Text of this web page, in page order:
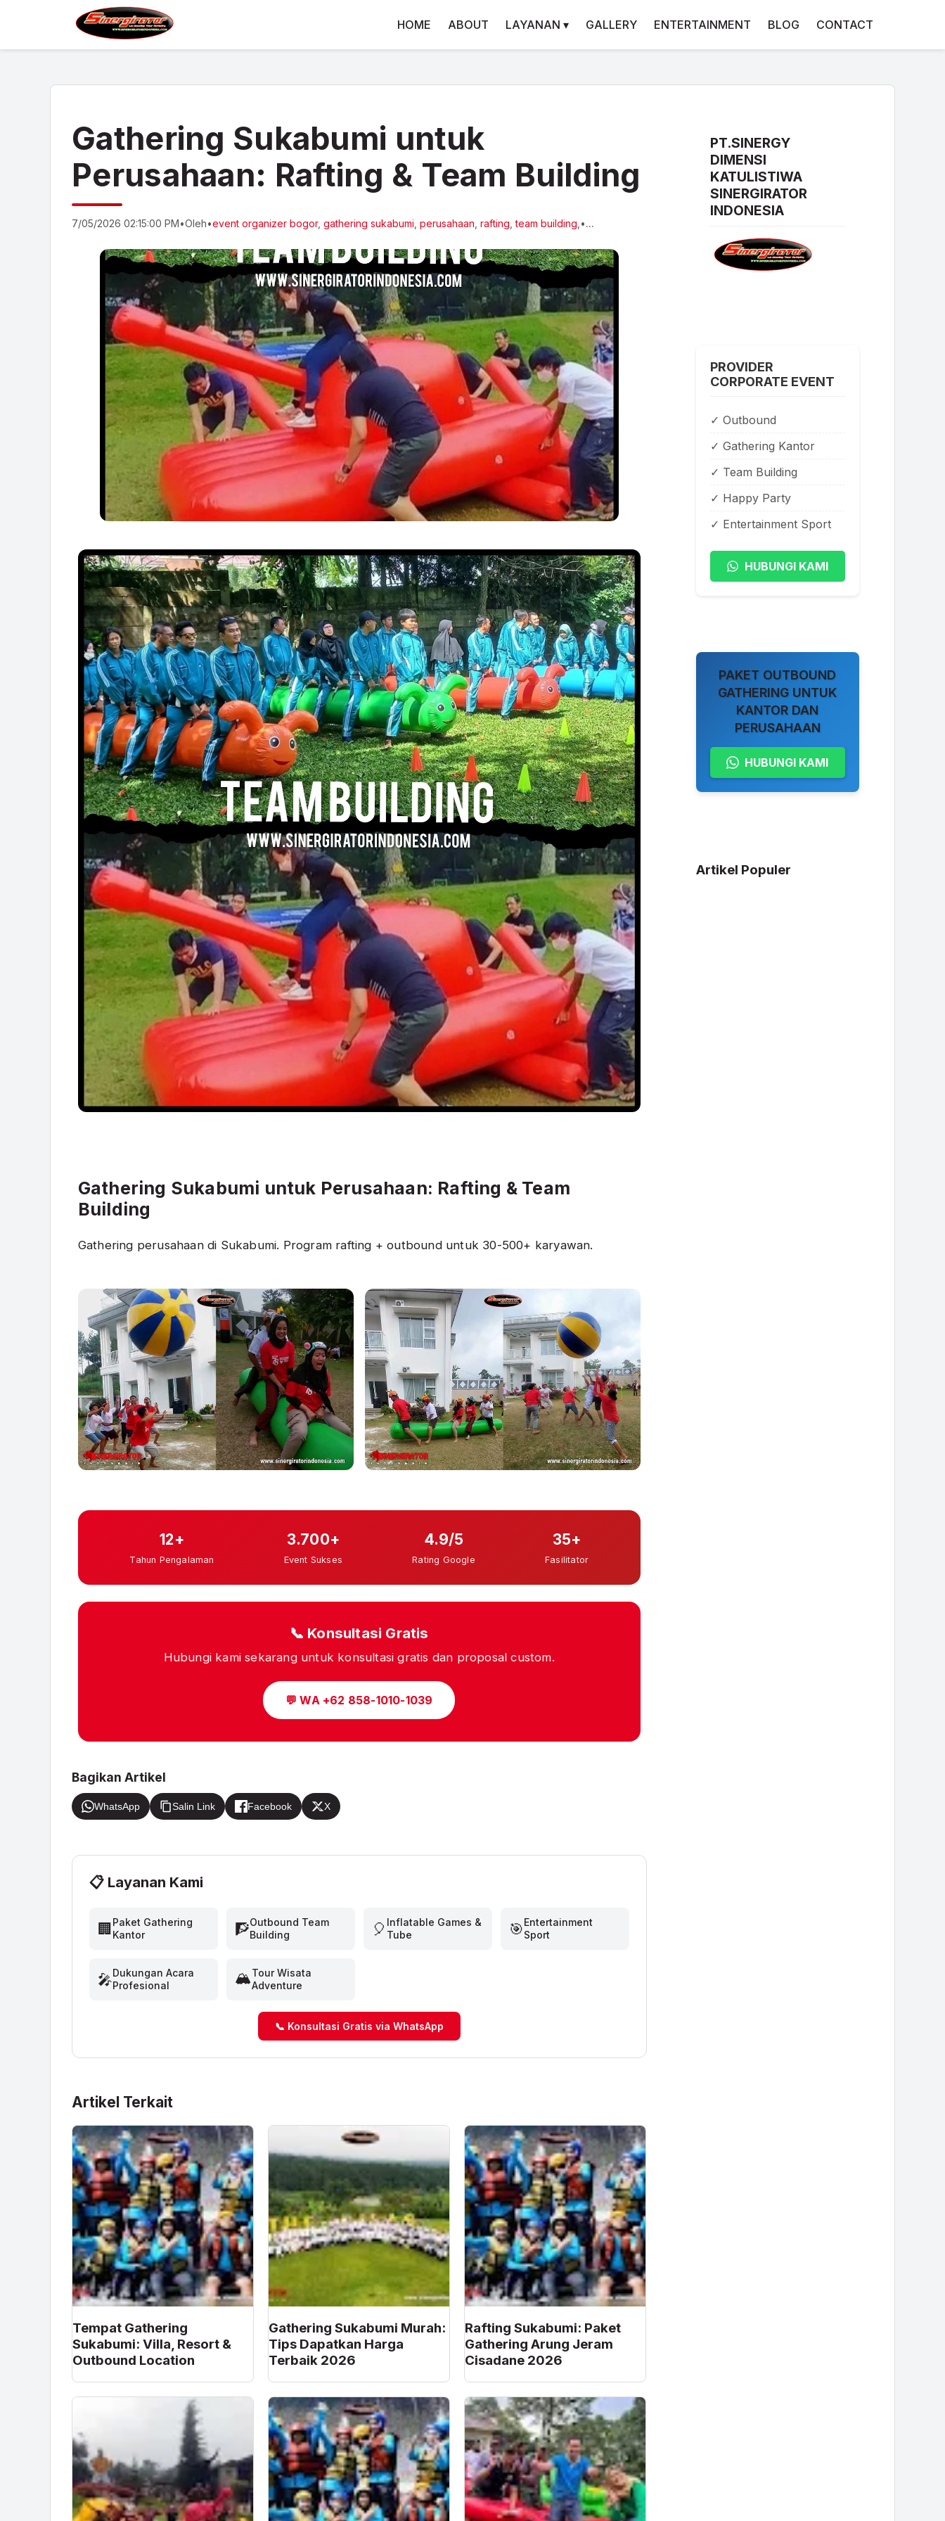
HOME ABOUT LAYANAN ▾ GALLERY ENTERTAINMENT BLOG CONTACT
Gathering Sukabumi untuk
Perusahaan: Rafting & Team Building
7/05/2026 02:15:00 PM•Oleh•event organizer bogor, gathering sukabumi perusahaan rafting ,team building •...
Gathering Sukabumi untuk Perusahaan: Rafting & Team
Building
Gathering perusahaan di Sukabumi. Program rafting + outbound untuk 30-500+ karyawan.
12+
Tahun Pengalaman
3.700+
Event Sukses
4.9/5
Rating Google
35+
Fasilitator
📞 Konsultasi Gratis
Hubungi kami sekarang untuk konsultasi gratis dan proposal custom.
💬 WA +62 858-1010-1039
Bagikan Artikel
WhatsApp Salin Link Facebook X
📋 Layanan Kami
🏢 Paket Gathering
Kantor
🧗Outbound Team
Building
🎈 Inflatable Games &
Tube
🎯Entertainment
Sport
🎤Dukungan Acara
Profesional
🏔️Tour Wisata
Adventure
📞 Konsultasi Gratis via WhatsApp
Artikel Terkait
Tempat Gathering
Sukabumi: Villa, Resort &
Outbound Location
Gathering Sukabumi Murah:
Tips Dapatkan Harga
Terbaik 2026
Rafting Sukabumi: Paket
Gathering Arung Jeram
Cisadane 2026
PT.SINERGY
DIMENSI
KATULISTIWA
SINERGIRATOR
INDONESIA
PROVIDER
CORPORATE EVENT
✓ Outbound
✓ Gathering Kantor
✓ Team Building
✓ Happy Party
✓ Entertainment Sport
HUBUNGI KAMI
PAKET OUTBOUND
GATHERING UNTUK
KANTOR DAN
PERUSAHAAN
HUBUNGI KAMI
Artikel Populer